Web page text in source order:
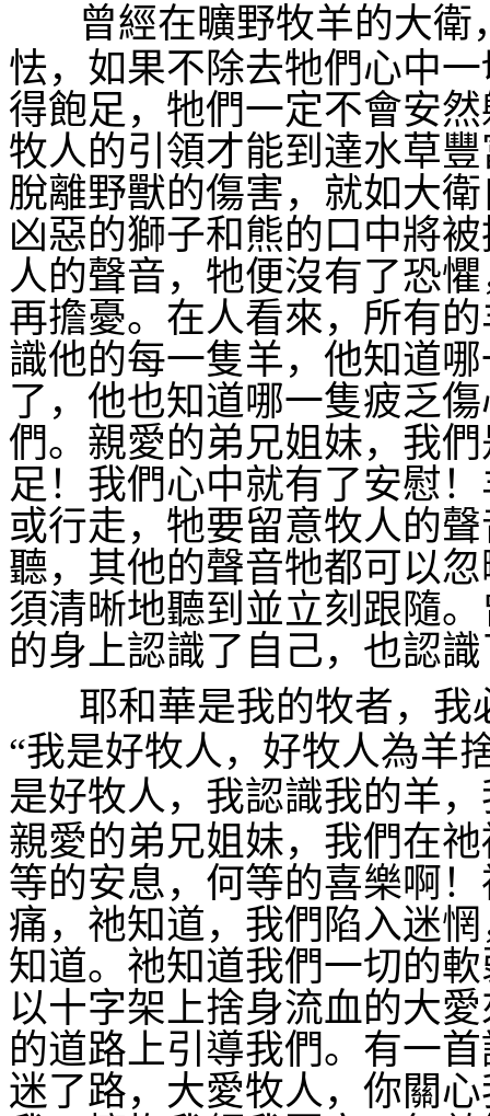
曾經在曠野牧羊的大
怯，如果不除去牠們心中
得飽足，牠們一定不會安
牧人的引領才能到達水草
脫離野獸的傷害，就如大
凶惡的獅子和熊的口中將
人的聲音，牠便沒有了恐
再擔憂。在人看來，所有
識他的每一隻羊，他知道
了，他也知道哪一隻疲乏
們。親愛的弟兄姐妹，我
足！我們心中就有了安慰
或行走，牠要留意牧人的
聽，其他的聲音牠都可以
須清晰地聽到並立刻跟隨
的身上認識了自己，也認
耶和華是我的牧者，
“我是好牧人，好牧人為羊
是好牧人，我認識我的羊
親愛的弟兄姐妹，我們在
等的安息，何等的喜樂啊
痛，祂知道，我們陷入迷
知道。祂知道我們一切的
以十字架上捨身流血的大
的道路上引導我們。有一
迷了路，大愛牧人，你關